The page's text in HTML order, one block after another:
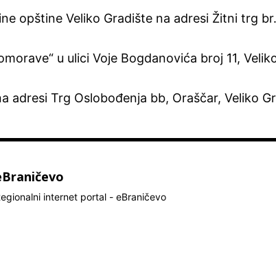
opštine Veliko Gradište na adresi Žitni trg br.
u ulici Voje Bogdanovića broj 11,
adresi Trg Oslobođenja bb, Oraščar, Veliko
internet portal - eBraničevo